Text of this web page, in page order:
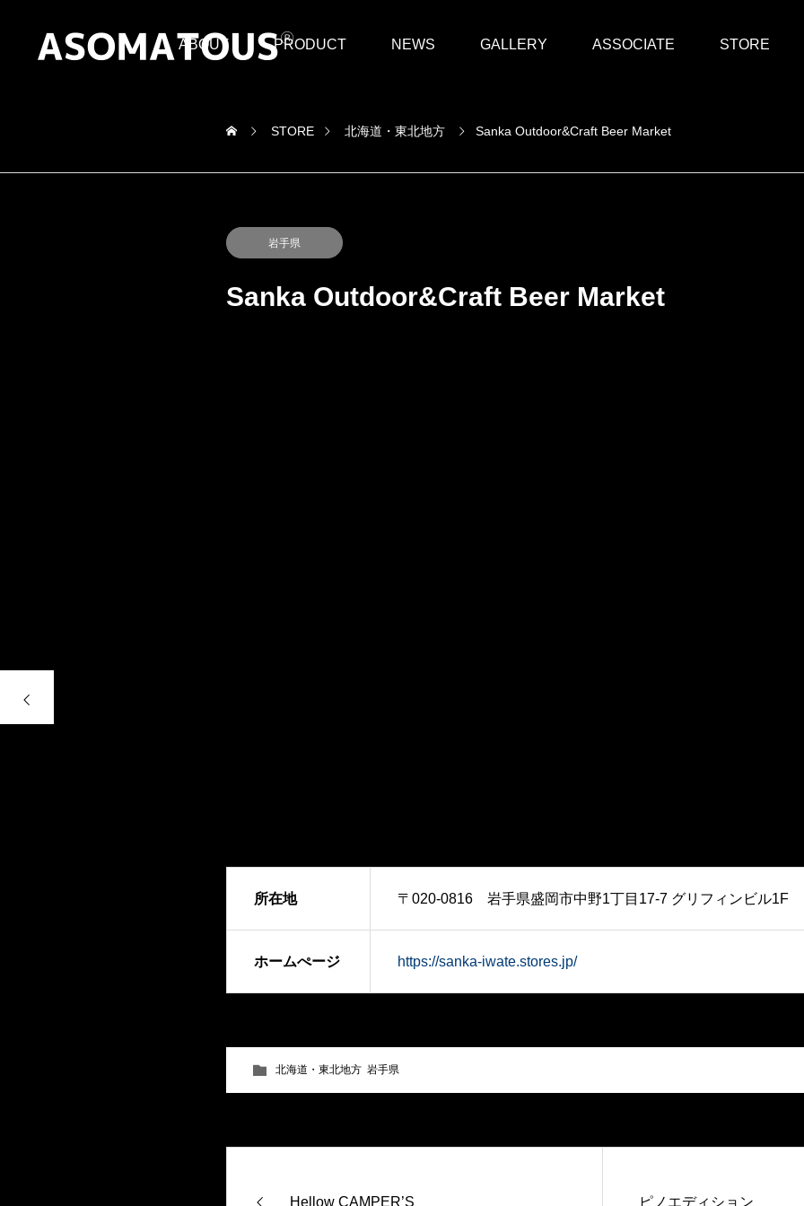
ABOUT PRODUCT NEWS GALLERY ASSOCIATE STORE
STORE 北海道・東北地方 Sanka Outdoor&Craft Beer Market
岩手県
Sanka Outdoor&Craft Beer Market
所在地 〒020-0816 岩手県盛岡市中野1丁目17-7 グリフィンビル1F
ホームぺージ https://sanka-iwate.stores.jp/
北海道・東北地方 岩手県
Hellow CAMPER’S ピノエディション